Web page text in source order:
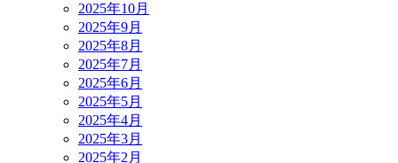
2025年10月
2025年9月
2025年8月
2025年7月
2025年6月
2025年5月
2025年4月
2025年3月
2025年2月